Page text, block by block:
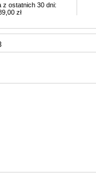
z ostatnich 30 dni:
zł